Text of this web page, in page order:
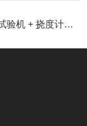
碳材料检测：上海客户万能试验机 + 挠度计交付案例